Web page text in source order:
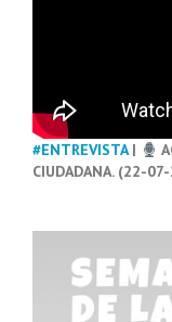
#ENTREVISTA|
CIUDADANA. (22-